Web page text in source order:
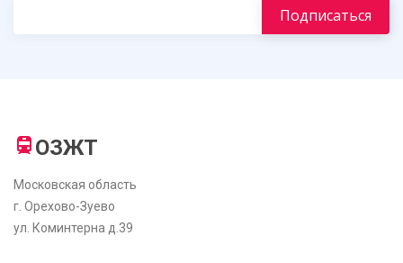
ОЗЖТ
Московская область
г. Орехово-Зуево
ул. Коминтерна д.39